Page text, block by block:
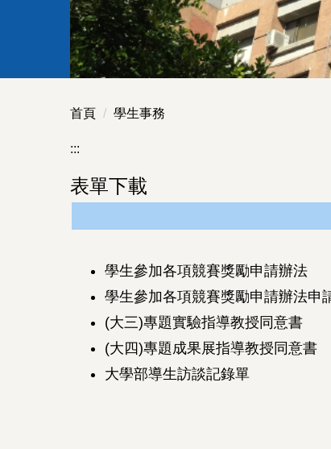
首頁 學生事務
:::
表單下載
學生參加各項競賽獎勵申請辦法
學生參加各項競賽獎勵申請辦法申
(大三)專題實驗指導教授同意書
(大四)專題成果展指導教授同意書
大學部導生訪談記錄單